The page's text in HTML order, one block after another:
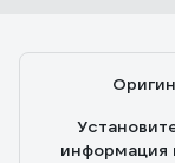
информация